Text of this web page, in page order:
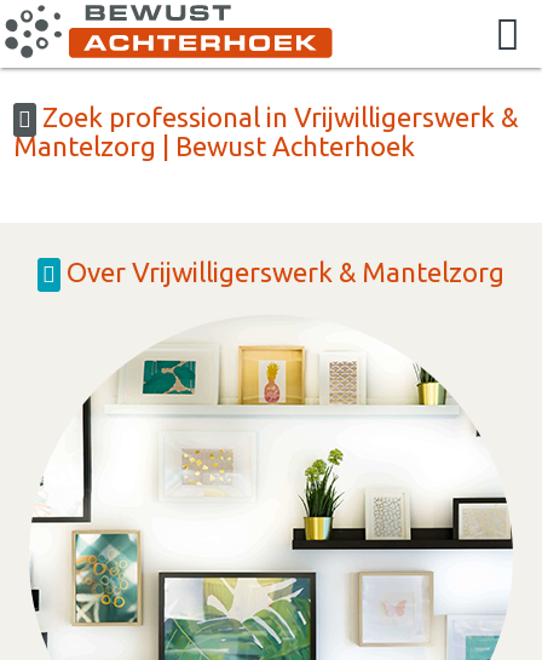
Zoek professional in Vrijwilligerswerk &
Mantelzorg | Bewust Achterhoek
Over Vrijwilligerswerk & Mantelzorg